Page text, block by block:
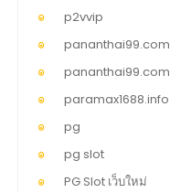
p2vvip
pananthai99.com
pananthai99.com
paramax1688.info
pg
pg slot
PG Slot เว็บใหม่